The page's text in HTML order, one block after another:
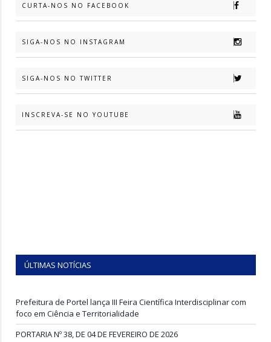
CURTA-NOS NO FACEBOOK
SIGA-NOS NO INSTAGRAM
SIGA-NOS NO TWITTER
INSCREVA-SE NO YOUTUBE
ÚLTIMAS NOTÍCIAS
Prefeitura de Portel lança III Feira Científica Interdisciplinar com
foco em Ciência e Territorialidade
PORTARIA Nº 38, DE 04 DE FEVEREIRO DE 2026